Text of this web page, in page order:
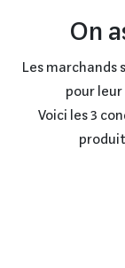
On
Les marchands
pour
Voici les 3